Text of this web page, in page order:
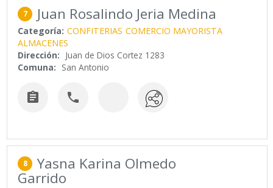
7 Juan Rosalindo Jeria Medina
Categoría: CONFITERIAS COMERCIO MAYORISTA
ALMACENES
Dirección: Juan de Dios Cortez 1283
Comuna: San Antonio
 
8 Yasna Karina Olmedo
Garrido